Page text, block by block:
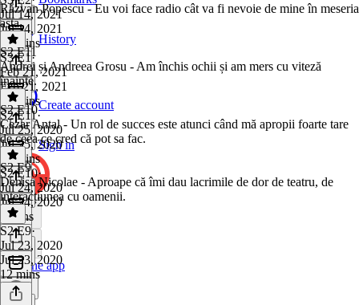
History
Create account
Sign in
Get the app
Jul 14, 2021
Jul 14, 2021
37 mins
Răzvan Popescu - Eu voi face radio cât va fi nevoie de mine în meseria
asta.
S3 E1·
Feb 21, 2021
Feb 21, 2021
39 mins
S2 E11
Andrei și Andreea Grosu - Am închis ochii și am mers cu viteză
înainte.
S2 E11·
Jul 25, 2020
Jul 25, 2020
43 mins
S2 E10
Cezar Antal - Un rol de succes este atunci când mă apropii foarte tare
de ceea ce cred că pot sa fac.
S2 E10·
Jul 24, 2020
Jul 24, 2020
9 mins
S2 E9
Denisa Nicolae - Aproape că îmi dau lacrimile de dor de teatru, de
interacțiunea cu oamenii.
S2 E9·
Jul 23, 2020
Jul 23, 2020
12 mins